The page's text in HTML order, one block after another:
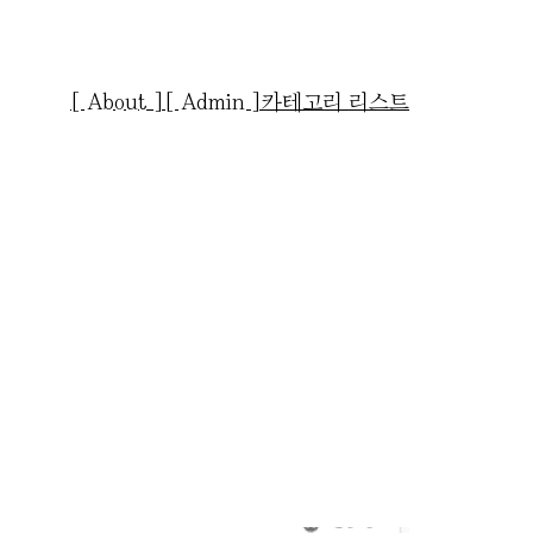
[ About ] [ Admin ] 카테고리 리스트